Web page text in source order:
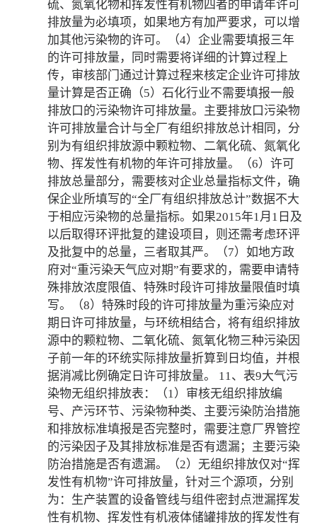
硫、氮氧化物和挥发性有机物四者的申请年许可
排放量为必填项，如果地方有加严要求，可以增
加其他污染物的许可。（4）企业需要填报三年
的许可排放量，同时需要将详细的计算过程上
传，审核部门通过计算过程来核定企业许可排放
量计算是否正确（5）石化行业不需要填报一般
排放口的污染物许可排放量。主要排放口污染物
许可排放量合计与全厂有组织排放总计相同，分
别为有组织排放源中颗粒物、二氧化硫、氮氧化
物、挥发性有机物的年许可排放量。（6）许可
排放总量部分，需要核对企业总量指标文件，确
保企业所填写的“全厂有组织排放总计”数据不大
于相应污染物的总量指标。如果2015年1月1日及
以后取得环评批复的建设项目，则还需考虑环评
及批复中的总量，三者取其严。（7）如地方政
府对“重污染天气应对期”有要求的，需要申请特
殊排放浓度限值、特殊时段许可排放量限值时填
写。（8）特殊时段的许可排放量为重污染应对
期日许可排放量，与环统相结合，将有组织排放
源中的颗粒物、二氧化硫、氮氧化物三种污染因
子前一年的环统实际排放量折算到日均值，并根
据消减比例确定日许可排放量。 11、表9大气污
染物无组织排放表：（1）审核无组织排放编
号、产污环节、污染物种类、主要污染防治措施
和排放标准填报是否完整时，需要注意厂界管控
的污染因子及其排放标准是否有遗漏；主要污染
防治措施是否有遗漏。（2）无组织排放仅对“挥
发性有机物”许可排放量，针对三个源项，分别
为：生产装置的设备管线与组件密封点泄漏挥发
性有机物、挥发性有机液体储罐排放的挥发性有